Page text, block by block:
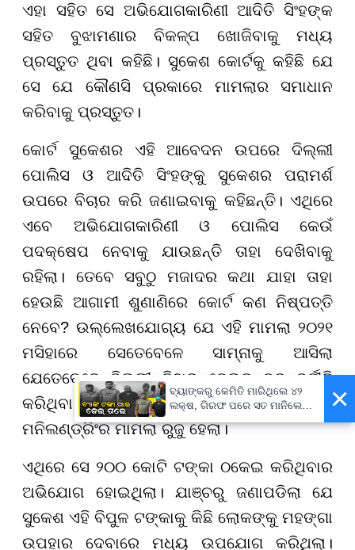
ଏହା ସହିତ ସେ ଅଭିଯୋଗକାରିଣୀ ଆଦିତି ସିଂହଙ୍କ
ସହିତ ବୁଝାମଣାର ବିକଳ୍ପ ଖୋଜିବାକୁ ମଧ୍ୟ
ପ୍ରସ୍ତୁତ ଥିବା କହିଛି। ସୁକେଶ କୋର୍ଟକୁ କହିଛି ଯେ
ସେ ଯେ କୌଣସି ପ୍ରକାରେ ମାମଲାର ସମାଧାନ
କରିବାକୁ ପ୍ରସ୍ତୁତ।
କୋର୍ଟ ସୁକେଶର ଏହି ଆବେଦନ ଉପରେ ଦିଲ୍ଲୀ
ପୋଲିସ ଓ ଆଦିତି ସିଂହଙ୍କୁ ସୁକେଶର ପରାମର୍ଶ
ଉପରେ ବିଚାର କରି ଜଣାଇବାକୁ କହିଛନ୍ତି। ଏଥିରେ
ଏବେ ଅଭିଯୋଗକାରିଣୀ ଓ ପୋଲିସ କେଉଁ
ପଦକ୍ଷେପ ନେବାକୁ ଯାଉଛନ୍ତି ତାହା ଦେଖିବାକୁ
ରହିଲା। ତେବେ ସବୁଠୁ ମଜାଦର କଥା ଯାହା ତାହା
ହେଉଛି ଆଗାମୀ ଶୁଣାଣିରେ କୋର୍ଟ କଣ ନିଷ୍ପତ୍ତି
ନେବେ? ଉଲ୍ଲେଖଯୋଗ୍ୟ ଯେ ଏହି ମାମଲା ୨୦୨୧
ମସିହାରେ ସେତେବେଳେ ସାମ୍ନାକୁ ଆସିଲା
ଯେତେବେଳେ ଦିଲ୍ଲୀ ତିହାର ଜେଲରୁ ବଡ଼ ଦୁର୍ନୀତି
କରିଥିବା ଠକ ସୁକେଶ ଚନ୍ଦ୍ରଶେଖର ବିରୋଧରେ
ମନିଲଣ୍ଡ୍ରିଂର ମାମଲା ରୁଜୁ ହେଲା।
ଏଥିରେ ସେ ୨୦୦ କୋଟି ଟଙ୍କା ଠକେଇ କରିଥିବାର
ଅଭିଯୋଗ ହୋଇଥିଲା। ଯାଞ୍ଚରୁ ଜଣାପଡିଲା ଯେ
ସୁକେଶ ଏହି ବିପୁଳ ଟଙ୍କାକୁ କିଛି ଲୋକଙ୍କୁ ମହଙ୍ଗା
ଉପହାର ଦେବାରେ ମଧ୍ୟ ଉପଯୋଗ କରିଥିଲା।
×
ବ୍ୟାଙ୍କରୁ କେମିତି ମାରିଥିଲେ ୪୨
ଲକ୍ଷ, ଗିରଫ ପରେ ସତ ମାନିଲେ
ବାପ-ପୁଅ